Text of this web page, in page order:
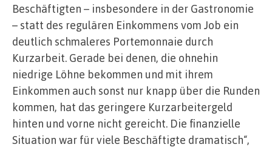
Beschäftigten – insbesondere in der Gastronomie
– statt des regulären Einkommens vom Job ein
deutlich schmaleres Portemonnaie durch
Kurzarbeit. Gerade bei denen, die ohnehin
niedrige Löhne bekommen und mit ihrem
Einkommen auch sonst nur knapp über die Runden
kommen, hat das geringere Kurzarbeitergeld
hinten und vorne nicht gereicht. Die finanzielle
Situation war für viele Beschäftigte dramatisch“,